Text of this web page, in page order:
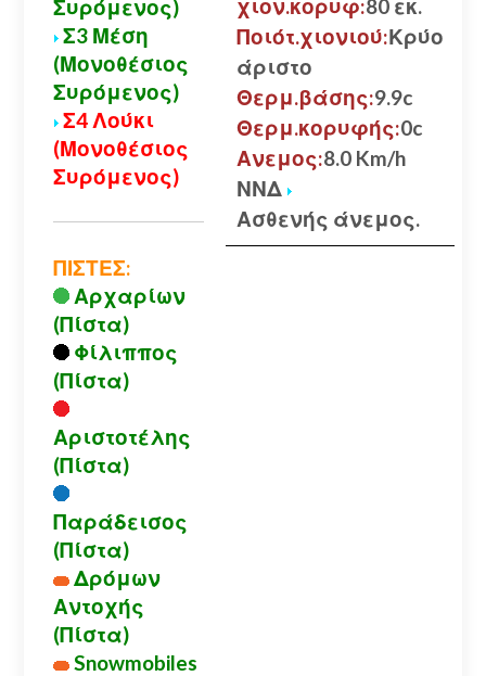
Συρόμενος)
Σ3 Μέση
(Μονοθέσιος
Συρόμενος)
Σ4 Λούκι
(Μονοθέσιος
Συρόμενος)
ΠΙΣΤΕΣ:
Αρχαρίων
(Πίστα)
Φίλιππος
(Πίστα)
Αριστοτέλης
(Πίστα)
Παράδεισος
(Πίστα)
Δρόμων
Αντοχής
(Πίστα)
Snowmobiles
χιον.κορυφ:80 εκ.
Ποιότ.χιονιού:Κρύο
άριστο
Θερμ.βάσης:9.9c
Θερμ.κορυφής:0c
Ανεμος:8.0 Km/h
ΝΝΔ
Ασθενής άνεμος.